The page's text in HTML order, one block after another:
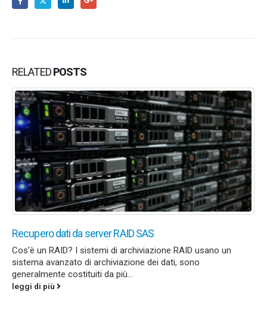
RELATEDPOSTS
Recupero dati da server RAID SAS
Cos'è un RAID? I sistemi di archiviazione RAID usano un
sistema avanzato di archiviazione dei dati, sono
generalmente costituiti da più...
leggi di più